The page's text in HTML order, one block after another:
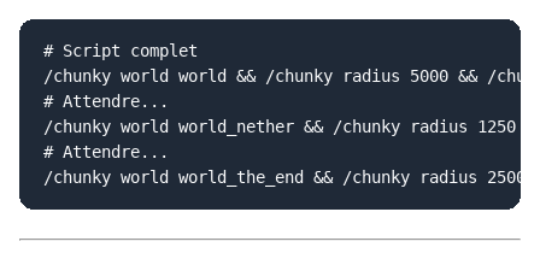
# Script complet
/chunky world world && /chunky radius 5000 && /
# Attendre...
/chunky world world_nether && /chunky radius 1250
# Attendre...